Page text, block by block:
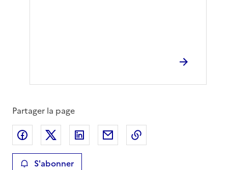
Partager la page
Partager sur Facebook
Partager sur XPartager sur LinkedIn
Partager par email
S'abonner